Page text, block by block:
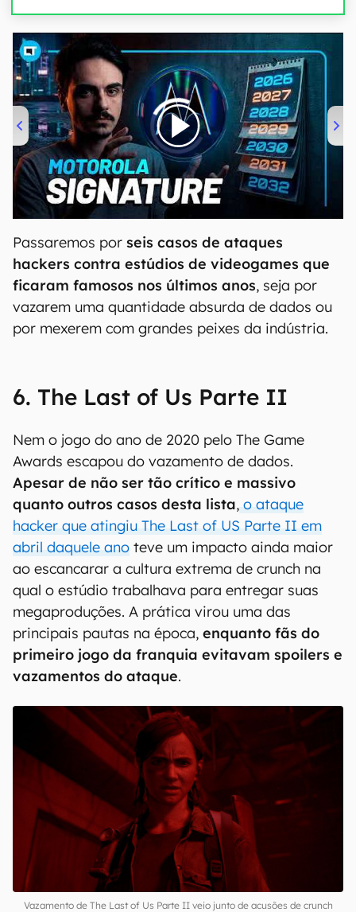
00:00/20:46
Passaremos por seis casos de ataques
hackers contra estúdios de videogames que
ficaram famosos nos últimos anos, seja por
vazarem uma quantidade absurda de dados ou
por mexerem com grandes peixes da indústria.
6. The Last of Us Parte II
Nem o jogo do ano de 2020 pelo The Game
Awards escapou do vazamento de dados.
Apesar de não ser tão crítico e massivo
quanto outros casos desta lista, o ataque
hacker que atingiu The Last of US Parte II em
abril daquele ano teve um impacto ainda maior
ao escancarar a cultura extrema de crunch na
qual o estúdio trabalhava para entregar suas
megaproduções. A prática virou uma das
principais pautas na época, enquanto fãs do
primeiro jogo da franquia evitavam spoilers e
vazamentos do ataque.
Vazamento de The Last of Us Parte II veio junto de acusões de crunch